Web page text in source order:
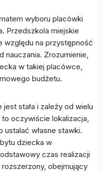
wyboru placówki
Przedszkola miejskie
względu na przystępność
nauczania. Zrozumienie,
w takiej placówce,
budżetu.
stała i zależy od wielu
oczywiście lokalizacja,
ustalać własne stawki.
dziecka w
czas realizacji
obejmujący